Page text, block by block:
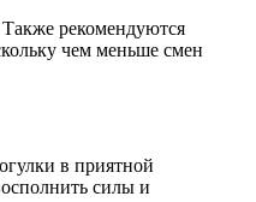
Также рекомендуются
чем меньше смен
в приятной
силы и